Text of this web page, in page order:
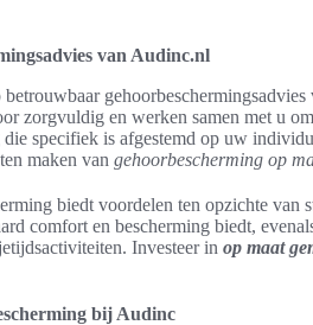
van Audinc.nl
zorgvuldig en werken samen met u
die specifiek is afgestemd op uw
maken van gehoorbescherming op
biedt voordelen ten opzichte van
comfort en bescherming biedt,
Investeer in op maat
bij Audinc